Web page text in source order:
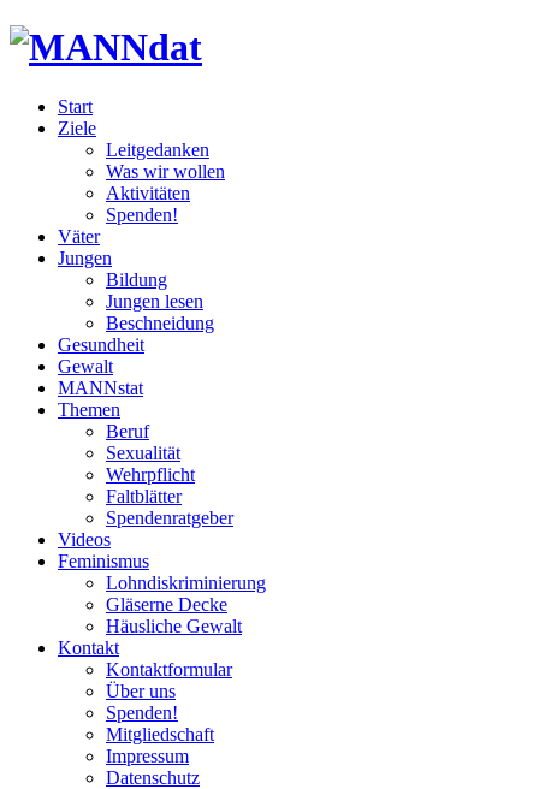
Start
Ziele
Leitgedanken
Was wir wollen
Aktivitäten
Spenden!
Väter
Jungen
Bildung
Jungen lesen
Beschneidung
Gesundheit
Gewalt
MANNstat
Themen
Beruf
Sexualität
Wehrpflicht
Faltblätter
Spendenratgeber
Videos
Feminismus
Lohndiskriminierung
Gläserne Decke
Häusliche Gewalt
Kontakt
Kontaktformular
Über uns
Spenden!
Mitgliedschaft
Impressum
Datenschutz